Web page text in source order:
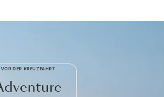
VOR DER KREUZFAHRT